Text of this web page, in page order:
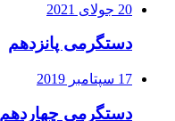
20 جولای 2021
دستگرمی پانزدهم
17 سپتامبر 2019
دستگرمی چهاردهم